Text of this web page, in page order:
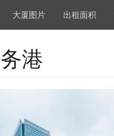
大厦图片 出租面积
港